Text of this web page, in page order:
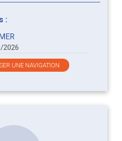
:
2026
UNE NAVIGATION